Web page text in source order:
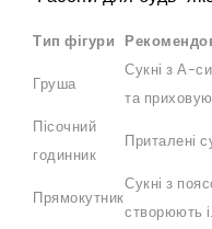
Тип фігури
Груша
Сукні з А-
та
Пісочний
годинник
Приталені
Прямокутник
Сукні з
створюють